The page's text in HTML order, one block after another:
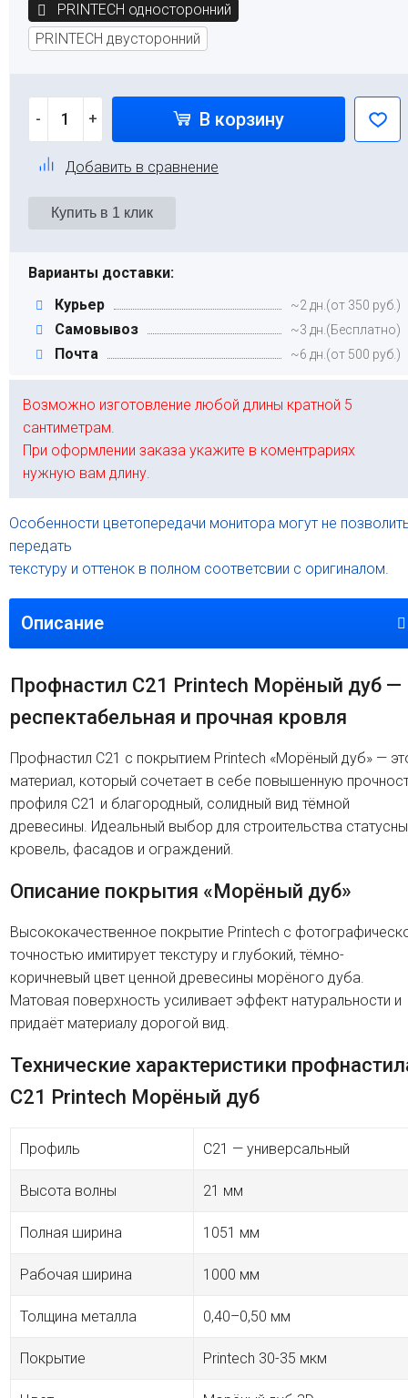
PRINTECH односторонний
PRINTECH двусторонний
- + В корзину
Добавить в сравнение
Варианты доставки:
Курьер
~2 дн.(от 350 руб.)
Самовывоз ~3 дн.(Бесплатно)
Почта ~6 дн.(от 500 руб.)
Возможно изготовление любой длины кратной 5
сантиметрам.
При оформлении заказа укажите в коментрариях
нужную вам длину.
Особенности цветопередачи монитора могут не
передать
текстуру и оттенок в полном соответсвии с оригиналом.
Описание
Профнастил C21 Printech Морёный дуб —
респектабельная и прочная кровля
Профнастил C21 с покрытием Printech «Морёный дуб» —
материал, который сочетает в себе повышенную
профиля C21 и благородный, солидный вид тёмной
древесины. Идеальный выбор для строительства
кровель, фасадов и ограждений.
Описание покрытия «Морёный дуб»
Высококачественное покрытие Printech с
точностью имитирует текстуру и глубокий, тёмно-
коричневый цвет ценной древесины морёного дуба.
Матовая поверхность усиливает эффект натуральности и
придаёт материалу дорогой вид.
Технические характеристики
C21 Printech Морёный дуб
Профиль C21 — универсальный
Высота волны 21 мм
Полная ширина 1051 мм
Рабочая ширина 1000 мм
Толщина металла 0,40–0,50 мм
Покрытие Printech 30-35 мкм